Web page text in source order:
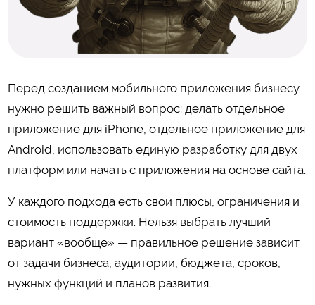
Перед созданием мобильного приложения бизнесу
нужно решить важный вопрос: делать отдельное
приложение для iPhone, отдельное приложение для
Android, использовать единую разработку для двух
платформ или начать с приложения на основе сайта.
У каждого подхода есть свои плюсы, ограничения и
стоимость поддержки. Нельзя выбрать лучший
вариант «вообще» — правильное решение зависит
от задачи бизнеса, аудитории, бюджета, сроков,
нужных функций и планов развития.